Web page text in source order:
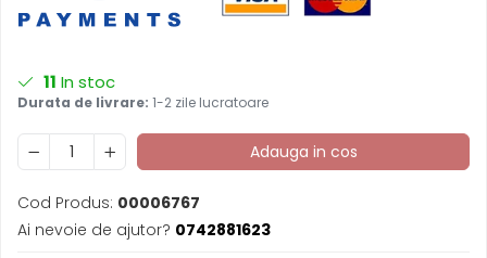
11 In stoc
Durata de livrare: 1-2 zile lucratoare
Adauga in cos
Cod Produs: 00006767
Ai nevoie de ajutor? 0742881623